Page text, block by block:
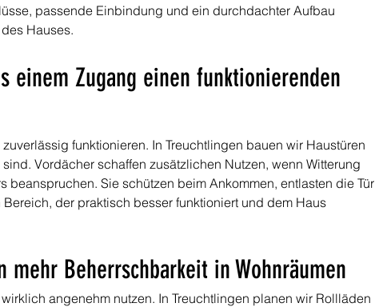
passende Einbindung und ein durchdachter Aufbau
Hauses.
einem Zugang einen funktionierenden
funktionieren. In Treuchtlingen bauen wir Haustüren
Vordächer schaffen zusätzlichen Nutzen, wenn Witterung
Sie schützen beim Ankommen, entlasten die Tür
der praktisch besser funktioniert und dem Haus
mehr Beherrschbarkeit in Wohnräumen
angenehm nutzen. In Treuchtlingen planen wir Rollläden